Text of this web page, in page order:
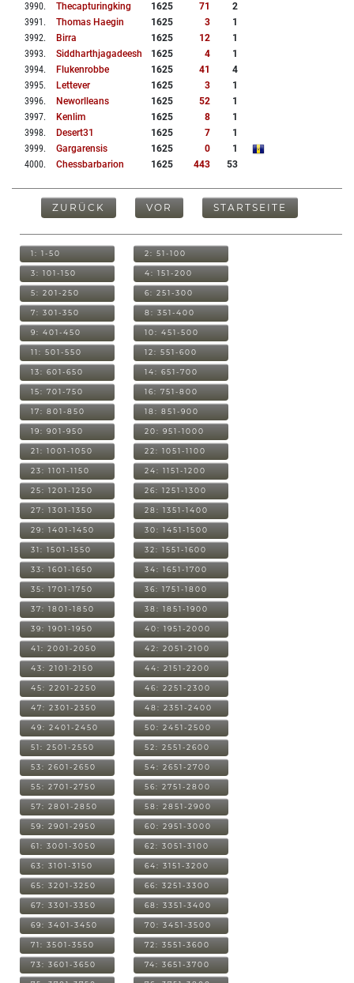
3990. Thecapturingking 1625 71
2
3991 . Thomas Haegin 1625 3
1
3992. Birra 1625 12
1
3993. Siddharthjagadeesh 1625 4
1
3994. Flukenrobbe 1625 41
4
3995. Lettever 1625 3
1
3996. Neworlleans 1625 52
1
3997. Kenlim 1625 8
1
3998. Desert31 1625 7
1
3999. Gargarensis 1625 0
1
4000. Chessbarbarion 1625 443 53
ZURÜCK VOR STARTSEITE
1: 1-50 2: 51-100
3: 101-150 4: 151-200
5: 201-250 6: 251-300
7: 301-350 8: 351-400
9: 401-450 10: 451-500
11: 501-550 12: 551-600
13: 601-650 14: 651-700
15: 701-750 16: 751-800
17: 801-850 18: 851-900
19: 901-950 20: 951-1000
21: 1001-1050 22: 1051-1100
23: 1101-1150 24: 1151-1200
25: 1201-1250 26: 1251-1300
27: 1301-1350 28: 1351-1400
29: 1401-1450 30: 1451-1500
31: 1501-1550 32: 1551-1600
33: 1601-1650 34: 1651-1700
35: 1701-1750 36: 1751-1800
37: 1801-1850 38: 1851-1900
39: 1901-1950 40: 1951-2000
41: 2001-2050 42: 2051-2100
43: 2101-2150 44: 2151-2200
45: 2201-2250 46: 2251-2300
47: 2301-2350 48: 2351-2400
49: 2401-2450 50: 2451-2500
51: 2501-2550 52: 2551-2600
53: 2601-2650 54: 2651-2700
55: 2701-2750 56: 2751-2800
57: 2801-2850 58: 2851-2900
59: 2901-2950 60: 2951-3000
61: 3001-3050 62: 3051-3100
63: 3101-3150 64: 3151-3200
65: 3201-3250 66: 3251-3300
67: 3301-3350 68: 3351-3400
69: 3401-3450 70: 3451-3500
71: 3501-3550 72: 3551-3600
73: 3601-3650 74: 3651-3700